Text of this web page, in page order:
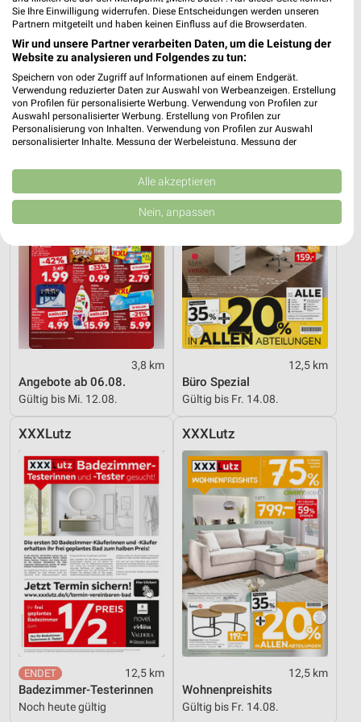
12,5 km
Dieter Knoll
Gültig bis Fr. 14.08.
Angebote ab 03.08.
Noch morgen gültig
Kaufland
3,8 km
Angebote ab 06.08.
Gültig bis Mi. 12.08.
XXXLutz
12,5 km
Büro Spezial
Gültig bis Fr. 14.08.
XXXLutz
12,5 km
Badezimmer-Testerinnen
Noch heute gültig
XXXLutz
12,5 km
Wohnenpreishits
Gültig bis Fr. 14.08.
Sie Ihre Einwilligung widerrufen. Diese Entscheidungen werden unseren
Partnern mitgeteilt und haben keinen Einfluss auf die Browserdaten.
Wir und unsere Partner verarbeiten Daten, um die Leistung der
Website zu analysieren und Folgendes zu tun:
Speichern von oder Zugriff auf Informationen auf einem Endgerät.
Verwendung reduzierter Daten zur Auswahl von Werbeanzeigen. Erstellung
von Profilen für personalisierte Werbung. Verwendung von Profilen zur
Auswahl personalisierter Werbung. Erstellung von Profilen zur
Personalisierung von Inhalten. Verwendung von Profilen zur Auswahl
personalisierter Inhalte. Messung der Werbeleistung. Messung der
Kombinationen von Daten aus verschiedenen Quellen. Entwicklung und
Verbesserung der Angebote. Verwendung reduzierter Daten zur Auswahl
von Inhalten.
Daten können außerhalb der Europäischen Union weitergegeben und in die
USA gesendet werden.
Website/App.
Partnerliste anzeigen (1 IAB-Anbieter)
Wir nutzen Ihre Daten für folgende Zwecke:
IAB-Verarbeitungszwecke:
Speichern von oder Zugriff auf Informationen
auf einem Endgerät
Verwendung reduzierter Daten zur Auswahl von
Werbeanzeigen
Erstellung von Profilen für personalisierte
Verwendung von Profilen zur Auswahl
personalisierter Werbung
Erstellung von Profilen zur Personalisierung
von Inhalten
Verwendung von Profilen zur Auswahl
personalisierter Inhalte
Messung der Werbeleistung
Messung der Performance von Inhalten
Analyse von Zielgruppen durch Statistiken oder
Kombinationen von Daten aus verschiedenen
Quellen
Alle akzeptieren
Nein, anpassen